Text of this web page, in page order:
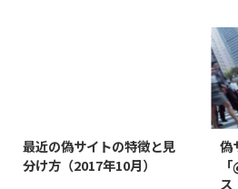
最近の偽サイトの特徴と見
分け方（2017年10月）
偽
ス